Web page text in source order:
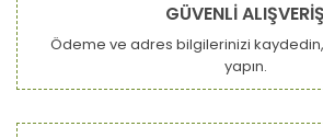
Ürün açıklamasında eksik bilgiler
Ürün bilgilerinde hatalar bulunuyor.
Ürün fiyatı diğer sitelerden daha pahalı.
Künefe başı yarım çay bardağı şeker ve
dakika kaynatılır. Şerbet biraz
çıkarılan künefenin üzerinde gezdirilir.
GÜVENLİ ALIŞVERİŞ
Ödeme ve adres bilgilerinizi
yapın.